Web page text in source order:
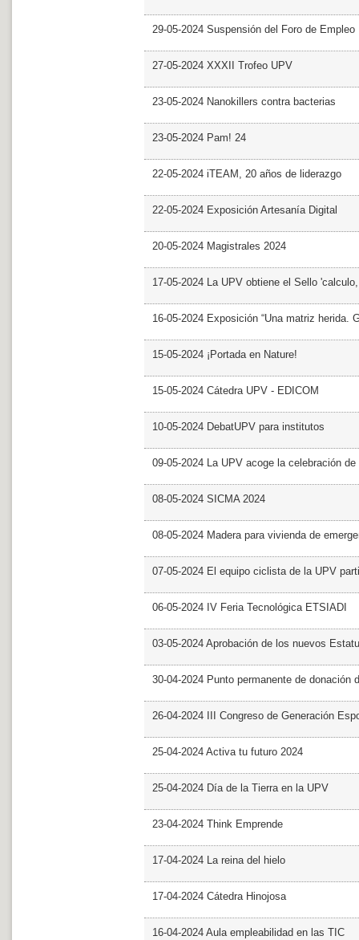
29-05-2024 Suspensión del Foro de Empleo
27-05-2024 XXXII Trofeo UPV
23-05-2024 Nanokillers contra bacterias
23-05-2024 Pam! 24
22-05-2024 iTEAM, 20 años de liderazgo
22-05-2024 Exposición Artesanía Digital
20-05-2024 Magistrales 2024
17-05-2024 La UPV obtiene el Sello
16-05-2024 Exposición “Una matriz herida.
15-05-2024 ¡Portada en Nature!
15-05-2024 Cátedra UPV - EDICOM
10-05-2024 DebatUPV para institutos
09-05-2024 La UPV acoge la celebración
08-05-2024 SICMA 2024
08-05-2024 Madera para vivienda de
07-05-2024 El equipo ciclista de la UPV
06-05-2024 IV Feria Tecnológica ETSIADI
03-05-2024 Aprobación de los nuevos
30-04-2024 Punto permanente de donación
26-04-2024 III Congreso de Generación
25-04-2024 Activa tu futuro 2024
25-04-2024 Día de la Tierra en la UPV
23-04-2024 Think Emprende
17-04-2024 La reina del hielo
17-04-2024 Cátedra Hinojosa
16-04-2024 Aula empleabilidad en las TIC